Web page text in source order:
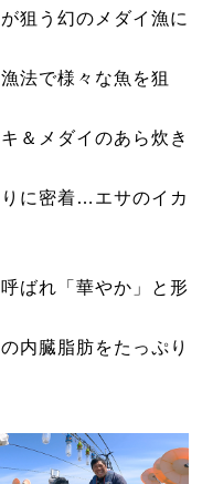
狙う幻のメダイ漁に
法で様々な魚を狙
＆メダイのあら炊き
に密着…エサのイカ
ばれ「華やか」と形
内臓脂肪をたっぷり